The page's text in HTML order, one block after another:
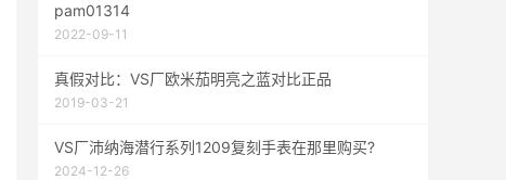
pam01314
2022-09-11
真假对比：VS厂欧米茄明亮之蓝对比正品
2019-03-21
VS厂沛纳海潜行系列1209复刻手表在那里购买?
2024-12-26